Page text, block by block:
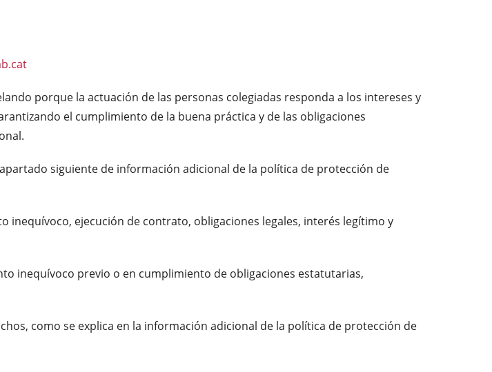
porque la actuación de las personas colegiadas responda a los intereses y
el cumplimiento de la buena práctica y de las obligaciones
siguiente de información adicional de la política de protección de
inequívoco, ejecución de contrato, obligaciones legales, interés legítimo y
inequívoco previo o en cumplimiento de obligaciones estatutarias,
como se explica en la información adicional de la política de protección de